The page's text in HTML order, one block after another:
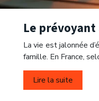
Le
La vie est jalonnée
famille. En France,
Lire la suite